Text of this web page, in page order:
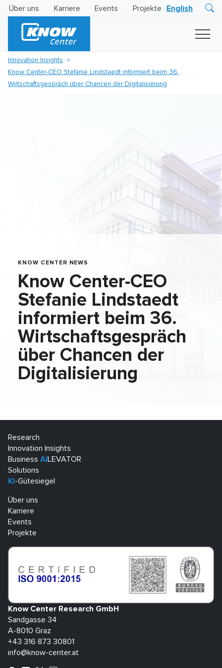
Über uns Karriere Events Projekte English
Business
AILEVATOR
Innovation Insights
Know Center-CEO Stefanie Lindstaedt informiert beim 36.
Wirtschaftsgespräch über Chancen der Digitalisierung
KNOW CENTER NEWS
Know Center-CEO
Stefanie Lindstaedt
informiert beim 36.
Wirtschaftsgespräch
über Chancen der
Digitalisierung
Research
Innovation Insights
Business AI LEVATOR
Solutions
KI -Gütesiegel
Über uns
Karriere
Events
Projekte
Know Center Research GmbH
Sandgasse 34
A-8010 Graz
+43 316 873 30801
info@know-center.at